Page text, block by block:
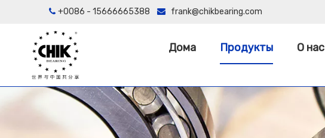
 +0086 - 15666665388  frank@chikbearing.com
Дома Продукты О нас